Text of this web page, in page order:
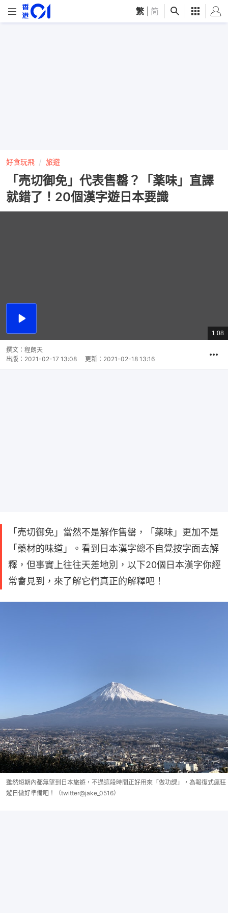
繁 简
好食玩飛 旅遊
「売切御免」代表售罄？「薬味」直譯
就錯了！20個漢字遊日本要識
播
總
共
1:08
撰文： 程朗天
出版： 2021-02-17 13:08 更新： 2021-02-18 13:16
「売切御免」當然不是解作售罄，「薬味」更加不是
「藥材的味道」。看到日本漢字總不自覺按字面去解
釋，但事實上往往天差地別，以下20個日本漢字你經
常會見到，來了解它們真正的解釋吧！
雖然短期內都無望到日本旅遊，不過這段時間正好用來「做功課」，為報復式瘋狂
遊日做好準備吧！（twitter@jake_0516）